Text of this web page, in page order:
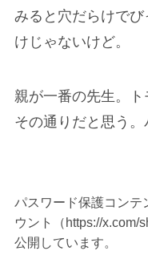
みると穴だらけで
けじゃないけど。
親が一番の先生。
その通りだと思う。
パスワード保護コンテ
ウント（https://x.com/
公開しています。